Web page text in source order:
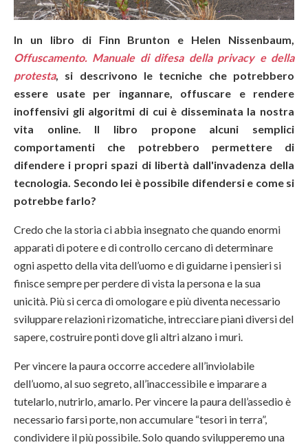
In un libro di Finn Brunton e Helen Nissenbaum,
Offuscamento. Manuale di difesa della privacy e della
protesta, si descrivono le tecniche che potrebbero
essere usate per ingannare, offuscare e rendere
inoffensivi gli algoritmi di cui è disseminata la nostra
vita online. Il libro propone alcuni semplici
comportamenti che potrebbero permettere di
difendere i propri spazi di libertà dall'invadenza della
tecnologia. Secondo lei è possibile difendersi e come si
potrebbe farlo?
Credo che la storia ci abbia insegnato che quando enormi
apparati di potere e di controllo cercano di determinare
ogni aspetto della vita dell’uomo e di guidarne i pensieri si
finisce sempre per perdere di vista la persona e la sua
unicità. Più si cerca di omologare e più diventa necessario
sviluppare relazioni rizomatiche, intrecciare piani diversi del
sapere, costruire ponti dove gli altri alzano i muri.
Per vincere la paura occorre accedere all’inviolabile
dell’uomo, al suo segreto, all’inaccessibile e imparare a
tutelarlo, nutrirlo, amarlo. Per vincere la paura dell’assedio è
necessario farsi porte, non accumulare “tesori in terra”,
condividere il più possibile. Solo quando svilupperemo una